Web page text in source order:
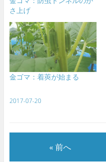
さ上げ
金ゴマ：着莢が始まる
2017-07-20
« 前へ